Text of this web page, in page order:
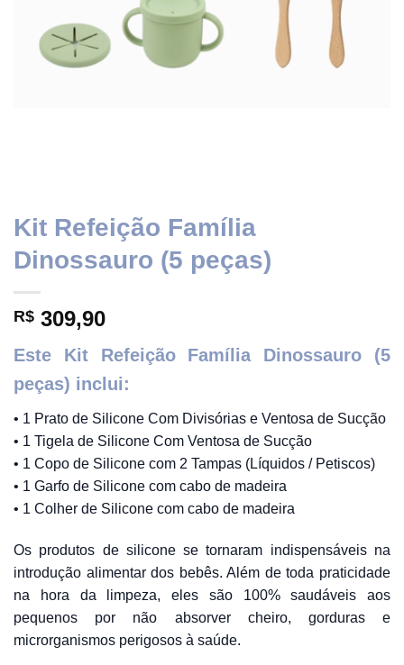
Kit Refeição Família
Dinossauro (5 peças)
R$ 309,90
Este Kit Refeição Família Dinossauro (5
peças) inclui:
• 1 Prato de Silicone Com Divisórias e Ventosa de Sucção
• 1 Tigela de Silicone Com Ventosa de Sucção
• 1 Copo de Silicone com 2 Tampas (Líquidos / Petiscos)
• 1 Garfo de Silicone com cabo de madeira
• 1 Colher de Silicone com cabo de madeira
Os produtos de silicone se tornaram indispensáveis na
introdução alimentar dos bebês. Além de toda praticidade
na hora da limpeza, eles são 100% saudáveis aos
pequenos por não absorver cheiro, gorduras e
microrganismos perigosos à saúde.